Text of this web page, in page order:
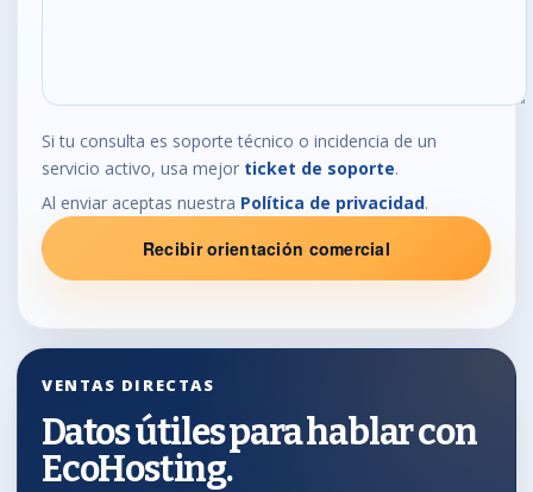
Si tu consulta es soporte técnico o incidencia de un
servicio activo, usa mejor ticket de soporte.
Al enviar aceptas nuestra Política de privacidad.
Recibir orientación comercial
VENTAS DIRECTAS
Datos útiles para hablar con
EcoHosting.